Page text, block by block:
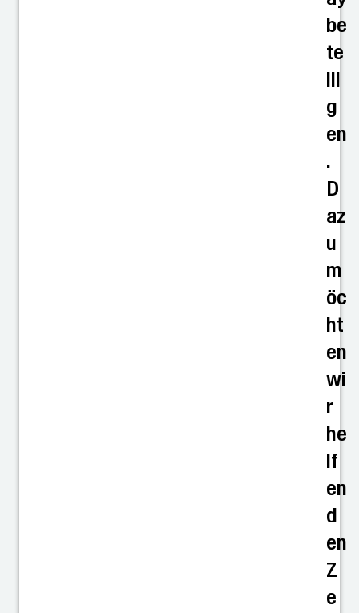
be
te
ili
g
en
.
D
az
u
m
öc
ht
en
wi
r
he
lf
en
d
en
Z
e